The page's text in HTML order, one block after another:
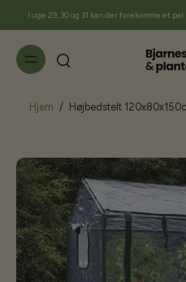
I uge 29, 30 og 31 kan der forekomme et
Hjem / Højbedstelt